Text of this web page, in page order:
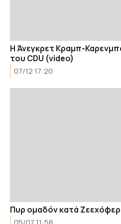
Η Άνεγκρετ Κραμπ-
του CDU (video)
07/12 17:20
Πυρ ομαδόν κατά